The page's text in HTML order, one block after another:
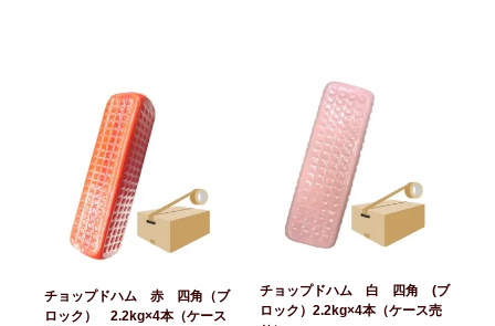
チョップドハム 赤 四角（ブ
ロック） 2.2kg×4本（ケース
チョップドハム 白 四角 (ブ
ロック）2.2kg×4本（ケース売